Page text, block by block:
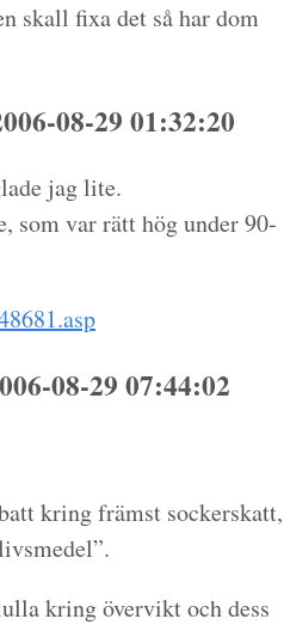
skall fixa det så har dom
08-29 01:32:20
jag lite.
som var rätt hög under 90-
08-29 07:44:02
kring främst sockerskatt,
kring övervikt och dess